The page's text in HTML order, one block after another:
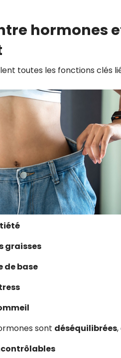
hormones
toutes les fonctions clés
graisses
de base
sont déséquilibrées